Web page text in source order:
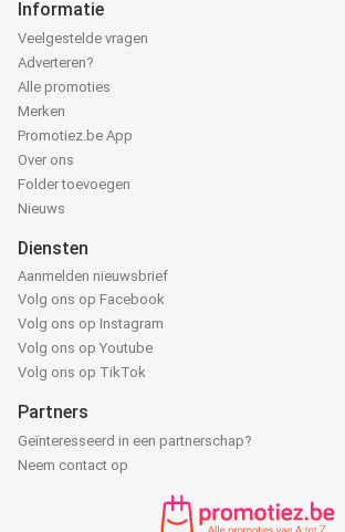
Informatie
Veelgestelde vragen
Adverteren?
Alle promoties
Merken
Promotiez.be App
Over ons
Folder toevoegen
Nieuws
Diensten
Aanmelden nieuwsbrief
Volg ons op Facebook
Volg ons op Instagram
Volg ons op Youtube
Volg ons op TikTok
Partners
Geïnteresseerd in een partnerschap?
Neem contact op